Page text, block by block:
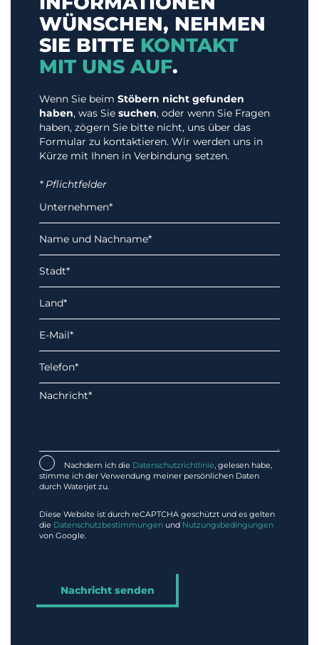
WÜNSCHEN, NEHMEN
SIE BITTE KONTAKT
MIT UNS AUF.
Wenn Sie beim Stöbern nicht gefunden
haben, was Sie suchen, oder wenn Sie Fragen
haben, zögern Sie bitte nicht, uns über das
Formular zu kontaktieren. Wir werden uns in
Kürze mit Ihnen in Verbindung setzen.
* Pflichtfelder
Nachdem ich die Datenschutzrichtlinie, gelesen habe,
stimme ich der Verwendung meiner persönlichen Daten
durch Waterjet zu.
Diese Website ist durch reCAPTCHA geschützt und es gelten
die Datenschutzbestimmungen und Nutzungsbedingungen
von Google.